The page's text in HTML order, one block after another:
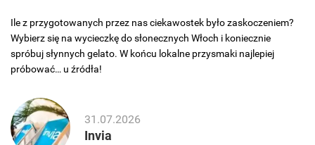
Ile z przygotowanych przez nas ciekawostek było zaskoczeniem?
Wybierz się na wycieczkę do słonecznych Włoch i koniecznie
spróbuj słynnych gelato. W końcu lokalne przysmaki najlepiej
próbować… u źródła!
31.07.2026
Invia